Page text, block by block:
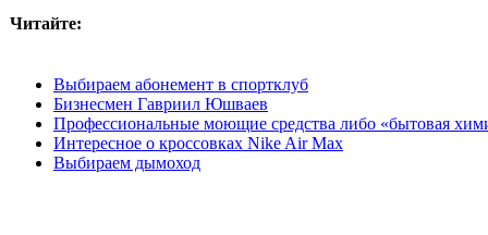
Читайте:
Выбираем абонемент в спортклуб
Бизнесмен Гавриил Юшваев
Профессиональные моющие средства либо «бытовая
Интересное о кроссовках Nike Air Max
Выбираем дымоход